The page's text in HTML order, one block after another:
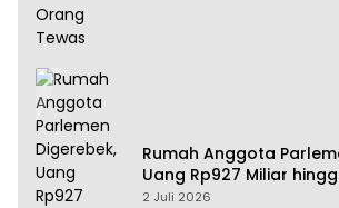
Rumah Anggota
Uang Rp927 Miliar
Disita
2 Juli 2026